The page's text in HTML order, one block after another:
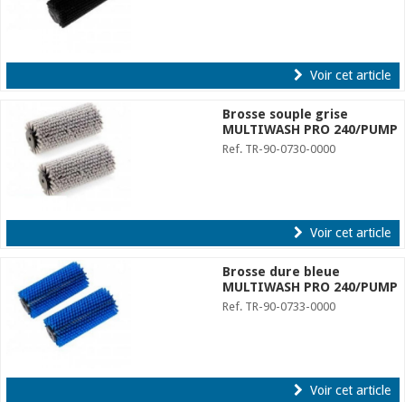
Voir cet article
Brosse souple grise
MULTIWASH PRO 240/PUMP
Ref. TR-90-0730-0000
Voir cet article
Brosse dure bleue
MULTIWASH PRO 240/PUMP
Ref. TR-90-0733-0000
Voir cet article